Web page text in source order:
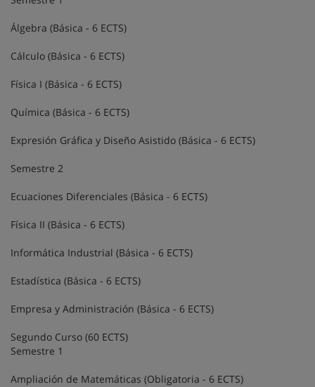
Álgebra (Básica - 6 ECTS)
Cálculo (Básica - 6 ECTS)
Física I (Básica - 6 ECTS)
Química (Básica - 6 ECTS)
Expresión Gráfica y Diseño Asistido (Básica - 6 ECTS)
Semestre 2
Ecuaciones Diferenciales (Básica - 6 ECTS)
Física II (Básica - 6 ECTS)
Informática Industrial (Básica - 6 ECTS)
Estadística (Básica - 6 ECTS)
Empresa y Administración (Básica - 6 ECTS)
Segundo Curso (60 ECTS)
Semestre 1
Ampliación de Matemáticas (Obligatoria - 6 ECTS)